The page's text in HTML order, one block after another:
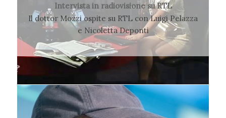
Intervista in radiovisione su RTL
Il dottor Mozzi ospite su RTL con Luigi Pelazza
e Nicoletta Deponti